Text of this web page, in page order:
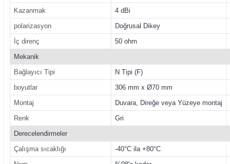
Kazanmak
4 dBi
polarizasyon
Doğrusal Dikey
İç direnç
50 ohm
Mekanik
Bağlayıcı Tipi
N Tipi (F)
boyutlar
306 mm x Ø70 mm
Montaj
Duvara, Direğe veya Yüzeye montaj
Renk
Gri
Derecelendirmeler
Çalışma sıcaklığı
-40°C ila +80°C